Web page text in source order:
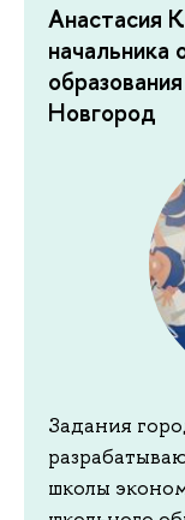
Анастасия
начальника
Новгород
Задания
школы